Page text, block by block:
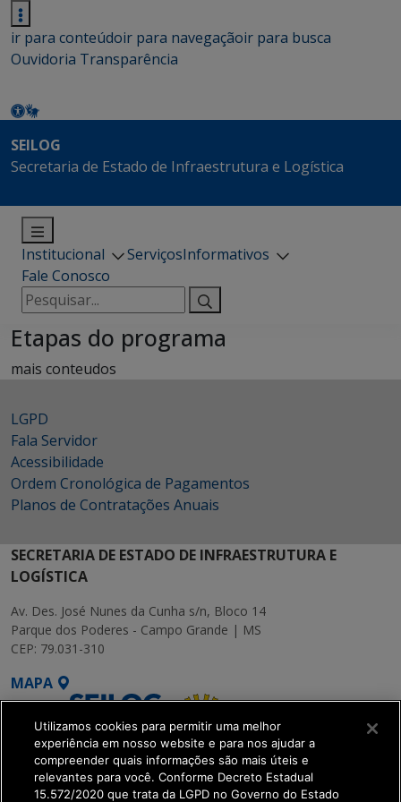
ir para conteúdoir para navegaçãoir para busca
Ouvidoria Transparência
SEILOG
Secretaria de Estado de Infraestrutura e Logística
Institucional ServiçosInformativos
Fale Conosco
Pesquisar
por:
Etapas do programa
mais conteudos
LGPD
Fala Servidor
Acessibilidade
Ordem Cronológica de Pagamentos
Planos de Contratações Anuais
SECRETARIA DE ESTADO DE INFRAESTRUTURA E
LOGÍSTICA
Av. Des. José Nunes da Cunha s/n, Bloco 14
Parque dos Poderes - Campo Grande | MS
CEP: 79.031-310
MAPA
Utilizamos cookies para permitir uma melhor
experiência em nosso website e para nos ajudar a
compreender quais informações são mais úteis e
relevantes para você. Conforme Decreto Estadual
15.572/2020 que trata da LGPD no Governo do Estado